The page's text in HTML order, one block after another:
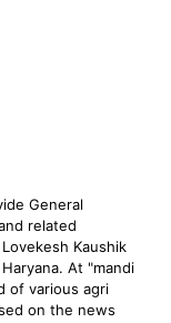
General
related
Kaushik
At "mandi
of various agri
on the news